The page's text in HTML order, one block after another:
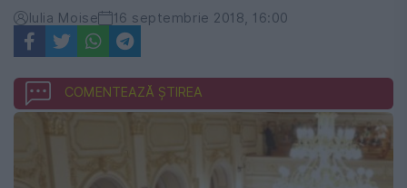
Iulia Moise 16 septembrie 2018, 16:00
COMENTEAZĂ ȘTIREA